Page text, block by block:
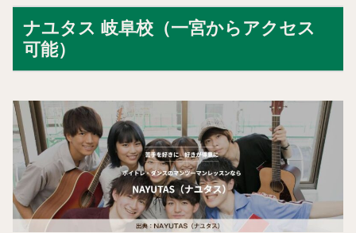
ナユタス 岐阜校（一宮からアクセス
可能）